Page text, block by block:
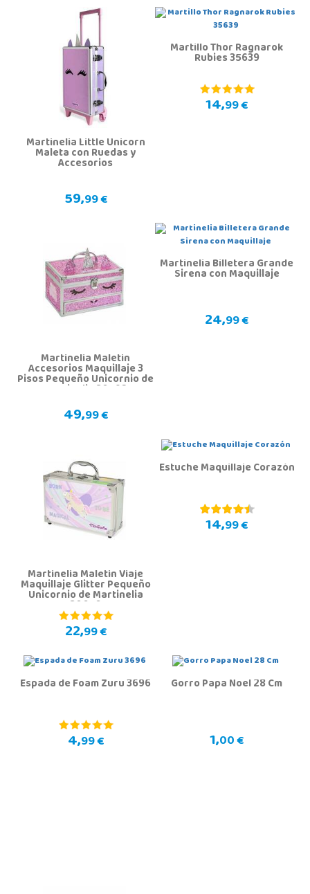
Martinelia Little Unicorn
Maleta con Ruedas y
Accesorios
59,99 €
Martillo Thor Ragnarok
Rubies 35639
14,99 €
Martinelia Maletin
Accesorios Maquillaje 3
Pisos Pequeño Unicornio de
Martinelia 30592
49,99 €
Martinelia Billetera Grande
Sirena con Maquillaje
24,99 €
Martinelia Maletin Viaje
Maquillaje Glitter Pequeño
Unicornio de Martinelia
30656
22,99 €
Estuche Maquillaje Corazón
14,99 €
Espada de Foam Zuru 3696
4,99 €
Gorro Papa Noel 28 Cm
1,00 €